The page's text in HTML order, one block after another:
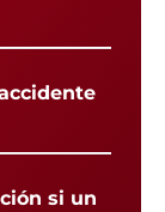
si un